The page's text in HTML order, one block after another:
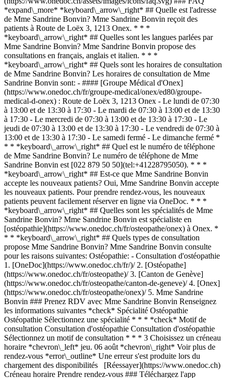
*expand\_more* *keyboard\_arrow\_right* ## Quelle est l'adresse
de Mme Sandrine Bonvin? Mme Sandrine Bonvin reçoit des
patients à Route de Loëx 3, 1213 Onex. * * *
*keyboard\_arrow\_right* ## Quelles sont les langues parlées par
Mme Sandrine Bonvin? Mme Sandrine Bonvin propose des
consultations en français, anglais et italien. * * *
*keyboard\_arrow\_right* ## Quels sont les horaires de consultation
de Mme Sandrine Bonvin? Les horaires de consultation de Mme
Sandrine Bonvin sont: - #### [Groupe Médical d'Onex]
(https://www.onedoc.ch/fr/groupe-medical/onex/ed80/groupe-
medical-d-onex) : Route de Loëx 3, 1213 Onex - Le lundi de 07:30
à 13:00 et de 13:30 à 17:30 - Le mardi de 07:30 à 13:00 et de 13:30
à 17:30 - Le mercredi de 07:30 à 13:00 et de 13:30 à 17:30 - Le
jeudi de 07:30 à 13:00 et de 13:30 à 17:30 - Le vendredi de 07:30 à
13:00 et de 13:30 à 17:30 - Le samedi fermé - Le dimanche fermé *
* * *keyboard\_arrow\_right* ## Quel est le numéro de téléphone
de Mme Sandrine Bonvin? Le numéro de téléphone de Mme
Sandrine Bonvin est [022 879 50 50](tel:+41228795050). * * *
*keyboard\_arrow\_right* ## Est-ce que Mme Sandrine Bonvin
accepte les nouveaux patients? Oui, Mme Sandrine Bonvin accepte
les nouveaux patients. Pour prendre rendez-vous, les nouveaux
patients peuvent facilement réserver en ligne via OneDoc. * * *
*keyboard\_arrow\_right* ## Quelles sont les spécialités de Mme
Sandrine Bonvin? Mme Sandrine Bonvin est spécialiste en
[ostéopathie](https://www.onedoc.ch/fr/osteopathe/onex) à Onex. *
* * *keyboard\_arrow\_right* ## Quels types de consultation
propose Mme Sandrine Bonvin? Mme Sandrine Bonvin consulte
pour les raisons suivantes: Ostéopathie: - Consultation d'ostéopathie
1. [OneDoc](https://www.onedoc.ch/fr/)/ 2. [Ostéopathe](https://www.onedoc.ch/fr/osteopathe)/ 3. [Canton de Genève](https://www.onedoc.ch/fr/osteopathe/canton-de-geneve)/ 4. [Onex](https://www.onedoc.ch/fr/osteopathe/onex)/ 5. Mme Sandrine Bonvin ### Prenez RDV avec Mme Sandrine Bonvin Renseignez les informations suivantes *check* Spécialité Ostéopathie Ostéopathie Sélectionnez une spécialité * * * *check* Motif de consultation Consultation d'ostéopathie Consultation d'ostéopathie Sélectionnez un motif de consultation * * * 3 Choisissez un créneau horaire *chevron\_left* jeu. 06 août *chevron\_right* Voir plus de rendez-vous *error\_outline* Une erreur s'est produite lors du chargement des disponibilités [Réessayer](https://www.onedoc.ch) Créneau horaire Prendre rendez-vous ### Téléchargez l'app OneDoc Prenez rendez-vous en ligne chez un médecin, un dentiste ou un thérapeute proche de vous en Suisse. L'application OneDoc vous permet de gérer tous vos rendez-vous médicaux depuis votre natel, n'importe où et n'importe quand. ![Code QR redirigeant vers l’App Store ou Google Play pour télécharger l’app OneDoc Patients](https://www.onedoc.ch/assets/images/download-app-qr.jpeg) Scannez le QR code pour télécharger l’application [![Téléchargez notre application sur l'App Store!](https://www.onedoc.ch/assets/images/app-store-badge-fr.svg)](https://apps.apple.com/ch/app/onedoc/id1592376413?l=fr)[![Téléchargez notre application sur le Google Play Store!](https://www.onedoc.ch/assets/images/google-play-badge-fr.png)](https://play.google.com/store/apps/details?id=ch.onedoc.patient&hl=fr-CH) *keyboard\_arrow\_right* ## Spécialités associées [Ostéopathe à Genève](https://www.onedoc.ch/fr/osteopathe/geneve)[Ostéopathe à Carouge](https://www.onedoc.ch/fr/osteopathe/carouge)[Ostéopathe à Nyon](https://www.onedoc.ch/fr/osteopathe/nyon)[Ostéopathe à Préverenges](https://www.onedoc.ch/fr/osteopathe/preverenges)[Ostéopathe à Morges](https://www.onedoc.ch/fr/osteopathe/morges)[Ostéopathe à Onex](https://www.onedoc.ch/fr/osteopathe/onex)[Ostéopathe à Versoix](https://www.onedoc.ch/fr/osteopathe/versoix)[Ostéopathe à Lancy](https://www.onedoc.ch/fr/osteopathe/lancy)[Ostéopathe à Plan-les-Ouates](https://www.onedoc.ch/fr/osteopathe/plan-les-ouates)[Ostéopathe à Chêne-Bourg](https://www.onedoc.ch/fr/osteopathe/chene-bourg)[Ostéopathe à Gland](https://www.onedoc.ch/fr/osteopathe/gland)[Ostéopathe à Lussy-sur-Morges](https://www.onedoc.ch/fr/osteopathe/lussy-sur-morges)[Ostéopathe à Rolle](https://www.onedoc.ch/fr/osteopathe/rolle)[Ostéopathe à Bellevue](https://www.onedoc.ch/fr/osteopathe/bellevue)[Ostéopathe à Saint-Prex](https://www.onedoc.ch/fr/osteopathe/saint-prex)[Ostéopathe à Le Grand-Saconnex](https://www.onedoc.ch/fr/osteopathe/le-grand-saconnex)[Ostéopathe à Les Acacias](https://www.onedoc.ch/fr/osteopathe/les-acacias)[Ostéopathe à Meyrin](https://www.onedoc.ch/fr/osteopathe/meyrin)[Ostéopathe à Perly-Certoux](https://www.onedoc.ch/fr/osteopathe/perly-certoux)[Ostéopathe à Vandœuvres](https://www.onedoc.ch/fr/osteopathe/vand%C5%93uvres)[Ostéopathe à Vernier](https://www.onedoc.ch/fr/osteopathe/vernier) *keyboard\_arrow\_right* ## Recherches fréquentes [Physiothérapeute à Genève](https://www.onedoc.ch/fr/physiotherapeute/geneve)[Psychologue à Genève](https://www.onedoc.ch/fr/psychologue/geneve)[Médecin généraliste à Genève](https://www.onedoc.ch/fr/medecin-generaliste/geneve)[Thérapeute en drainage lymphatique à Genève](https://www.onedoc.ch/fr/therapeute-en-drainage-lymphatique/geneve)[Masseur classique à Genève](https://www.onedoc.ch/fr/masseur-classique/geneve)[Spécialiste en médecine interne générale à Genève](https://www.onedoc.ch/fr/specialiste-en-medecine-interne-generale/geneve)[Réflexologue à Genève](https://www.onedoc.ch/fr/reflexologue/geneve)[Médecin-dentiste à Genève](https://www.onedoc.ch/fr/medecin-dentiste/geneve)[Acupuncteur à Genève](https://www.onedoc.ch/fr/acupuncteur/geneve)[Spécialiste en Médecine Traditionnelle Chinoise (MTC) à Genève](https://www.onedoc.ch/fr/specialiste-en-medecine-traditionnelle-chinoise-mtc/geneve)[Physiothérapeute du sport à Genève](https://www.onedoc.ch/fr/physiotherapeute-du-sport/geneve)[Gynécologue obstétricien à Genève](https://www.onedoc.ch/fr/gynecologue-obstetricien/geneve)[Psychothérapeute à Genève](https://www.onedoc.ch/fr/psychotherapeute/geneve)[Masseur thérapeutique à Genève](https://www.onedoc.ch/fr/masseur-therapeutique/geneve)[Ostéopathe à Genève](https://www.onedoc.ch/fr/osteopathe/geneve)[Thérapeute en nutrition MCO à Genève](https://www.onedoc.ch/fr/therapeute-en-nutrition-mco/geneve)[Ophtalmologue à Genève](https://www.onedoc.ch/fr/ophtalmologue/geneve)[Pédiatre à Genève](https://www.onedoc.ch/fr/pediatre/geneve)[Thérapeute en nutrition à Genève](https://www.onedoc.ch/fr/therapeute-en-nutrition/geneve)[Thérapeute en hypnose à Genève](https://www.onedoc.ch/fr/therapeute-en-hypnose/geneve)[Spécialiste en médecine esthétique à Genève](https://www.onedoc.ch/fr/specialiste-en-medecine-esthetique/geneve) *keyboard\_arrow\_right* ## Annuaire des professionnels de santé suisses [Liste des praticiens](https://www.onedoc.ch/fr/annuaire) [A](https://www.onedoc.ch/fr/annuaire/A) [B](https://www.onedoc.ch/fr/annuaire/B) [C](https://www.onedoc.ch/fr/annuaire/C) [D](https://www.onedoc.ch/fr/annuaire/D) [E](https://www.onedoc.ch/fr/annuaire/E) [F](https://www.onedoc.ch/fr/annuaire/F) [G](https://www.onedoc.ch/fr/annuaire/G) [H](https://www.onedoc.ch/fr/annuaire/H) [I](https://www.onedoc.ch/fr/annuaire/I) [J](https://www.onedoc.ch/fr/annuaire/J) [K](https://www.onedoc.ch/fr/annuaire/K) [L](https://www.onedoc.ch/fr/annuaire/L) [M](https://www.onedoc.ch/fr/annuaire/M) [N](https://www.onedoc.ch/fr/annuaire/N) [O](https://www.onedoc.ch/fr/annuaire/O) [P](https://www.onedoc.ch/fr/annuaire/P) [Q](https://www.onedoc.ch/fr/annuaire/Q) [R](https://www.onedoc.ch/fr/annuaire/R) [S](https://www.onedoc.ch/fr/annuaire/S) [T](https://www.onedoc.ch/fr/annuaire/T) [U](https://www.onedoc.ch/fr/annuaire/U) [V](https://www.onedoc.ch/fr/annuaire/V) [W](https://www.onedoc.ch/fr/annuaire/W) [X](https://www.onedoc.ch/fr/annuaire/X) [Y](https://www.onedoc.ch/fr/annuaire/Y) [Z](https://www.onedoc.ch/fr/annuaire/Z) ## OneDoc [Pour les professionnels de santé](https://info.onedoc.ch/fr/) [À propos de nous](https://info.onedoc.ch/fr/raison-d-etre/) [Presse](https://info.onedoc.ch/fr/presse/) [Carrières](https://career.onedoc.ch/fr) [Centre de confidentialité](https://privacy.onedoc.ch/fr/) [Gestion des cookies](javascript:Didomi.preferences.show%28%29) [Centre d'aide](https://help.onedoc.ch/fr/) ## Langues [Deutsch](https://www.onedoc.ch/de/osteopathin/onex/pb74p/sandrine-bonvin) [Français](https://www.onedoc.ch/fr/osteopathe/onex/pb74p/sandrine-bonvin) [Italiano](https://www.onedoc.ch/it/osteopata/onex/pb74p/sandrine-bonvin) [English](https://www.onedoc.ch/en/osteopath/onex/pb74p/sandrine-bonvin) ## Spécialités associées [Ostéopathe à Genève](https://www.onedoc.ch/fr/osteopathe/geneve) [Ostéopathe à Carouge](https://www.onedoc.ch/fr/osteopathe/carouge) [Ostéopathe à Nyon](https://www.onedoc.ch/fr/osteopathe/nyon) [Ostéopathe à Préverenges](https://www.onedoc.ch/fr/osteopathe/preverenges) [Ostéopathe à Morges](https://www.onedoc.ch/fr/osteopathe/morges) [Ostéopathe à Onex](https://www.onedoc.ch/fr/osteopathe/onex) [Ostéopathe à Versoix](https://www.onedoc.ch/fr/osteopathe/versoix) [Ostéopathe à Lancy](https://www.onedoc.ch/fr/osteopathe/lancy) [Ostéopathe à Plan-les-Ouates](https://www.onedoc.ch/fr/osteopathe/plan-les-ouates) [Ostéopathe à Chêne-Bourg](https://www.onedoc.ch/fr/osteopathe/chene-bourg) [Ostéopathe à Gland](https://www.onedoc.ch/fr/osteopathe/gland) [Ostéopathe à Lussy-sur-Morges](https://www.onedoc.ch/fr/osteopathe/lussy-sur-morges) [Ostéopathe à Rolle](https://www.onedoc.ch/fr/osteopathe/rolle) [Ostéopathe à Bellevue](https://www.onedoc.ch/fr/osteopathe/bellevue) [Ostéopathe à Saint-Prex](https://www.onedoc.ch/fr/osteopathe/saint-prex) [Ostéopathe à Le Grand-Saconnex](https://www.onedoc.ch/fr/osteopathe/le-grand-saconnex) [Ostéopathe à Les Acacias](https://www.onedoc.ch/fr/osteopathe/les-acacias) [Ostéopathe à Meyrin](https://www.onedoc.ch/fr/osteopathe/meyrin) [Ostéopathe à Perly-Certoux](https://www.onedoc.ch/fr/osteopathe/perly-certoux) [Ostéopathe à Vandœuvres](https://www.onedoc.ch/fr/osteopathe/vand%C5%93uvres) [Ostéopathe à Vernier](https://www.onedoc.ch/fr/osteopathe/vernier) ## Recherches fréquentes [Physiothérapeute à Genève](https://www.onedoc.ch/fr/physiotherapeute/geneve) [Psychologue à Genève](https://www.onedoc.ch/fr/psychologue/geneve) [Médecin généraliste à Genève](https://www.onedoc.ch/fr/medecin-generaliste/geneve) [Thérapeute en drainage lymphatique à Genève](https://www.onedoc.ch/fr/therapeute-en-drainage-lymphatique/geneve) [Massage classique à Genève](https://www.onedoc.ch/fr/masseur-classique/geneve) [Spécialiste en médecine interne générale à Genève](https://www.onedoc.ch/fr/specialiste-en-medecine-interne-generale/geneve) [Réflexologue à Genève](https://www.onedoc.ch/fr/reflexologue/geneve) [Médecin-dentiste à Genève](https://www.onedoc.ch/fr/medecin-dentiste/geneve) [Acupuncture à Genève](https://www.onedoc.ch/fr/acupuncteur/geneve) [Spécialiste en Médecine Traditionnelle Chinoise (MTC) à Genève](https://www.onedoc.ch/fr/specialiste-en-medecine-traditionnelle-chinoise-mtc/geneve) [Physiothérapeute du sport à Genève](https://www.onedoc.ch/fr/physiotherapeute-du-sport/geneve) [Gynécologue obstétricien à Genève](https://www.onedoc.ch/fr/gynecologue-obstetricien/geneve) [Psychothérapeute à Genève](https://www.onedoc.ch/fr/psychotherapeute/geneve) [Massage thérapeutique à Genève](https://www.onedoc.ch/fr/masseur-therapeutique/geneve) [Ostéopathe à Genève](https://www.onedoc.ch/fr/osteopathe/geneve) [Thérapeute en nutrition MCO à Genève](https://www.oned